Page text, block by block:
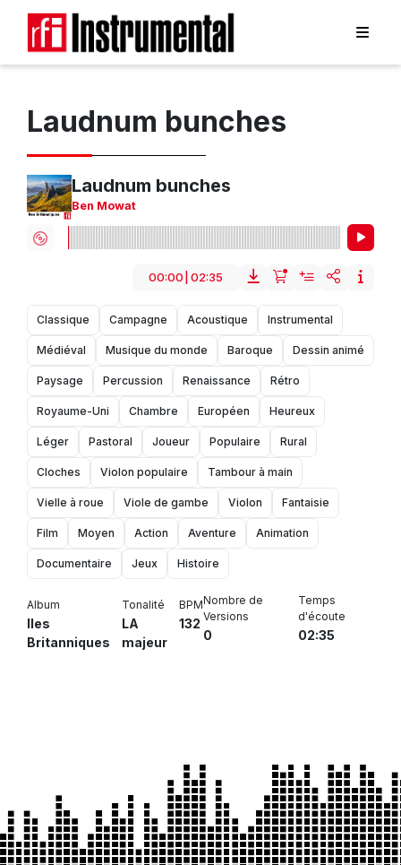
Laudnum bunches
Laudnum bunches
Ben Mowat
00:00 02:35
Classique Campagne Acoustique Instrumental
Médiéval Musique du monde Baroque Dessin animé
Paysage Percussion Renaissance Rétro
Royaume-Uni Chambre Européen Heureux
Léger Pastoral Joueur Populaire Rural
Cloches Violon populaire Tambour à main
Vielle à roue Viole de gambe Violon Fantaisie
Film Moyen Action Aventure Animation
Documentaire Jeux Histoire
Album
Iles
Britanniques
Tonalité
LA
majeur
BPM
132
Nombre de
Versions
0
Temps
d'écoute
02:35